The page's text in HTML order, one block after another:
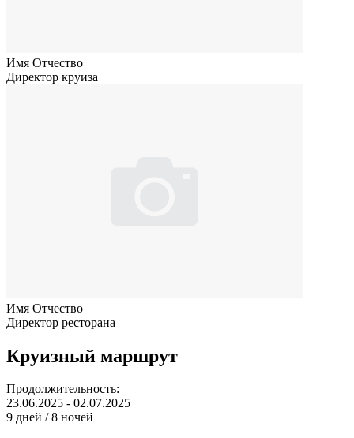
Имя Отчество
Директор круиза
Имя Отчество
Директор ресторана
Круизный маршрут
Продолжительность:
23.06.2025 - 02.07.2025
9 дней / 8 ночей